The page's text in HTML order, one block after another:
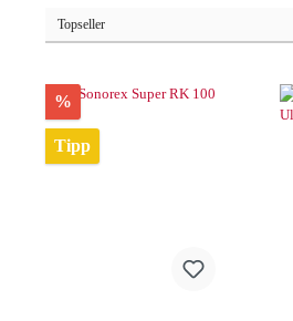
%
Tipp